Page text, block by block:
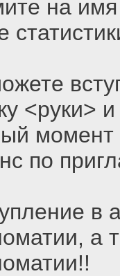
на
<руки>
момент
по
в
а